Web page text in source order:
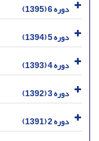
دوره 6 (1395)
دوره 5 (1394)
دوره 4 (1393)
دوره 3 (1392)
دوره 2 (1391)